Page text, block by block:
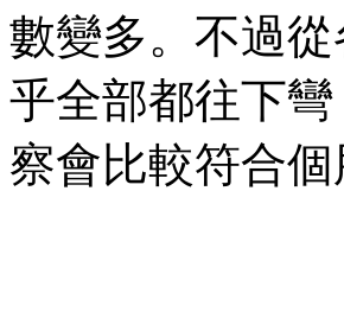
數變多。不過
乎全部都往下
察會比較符合